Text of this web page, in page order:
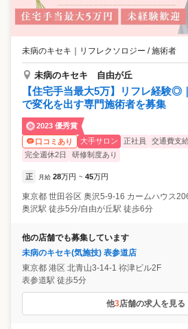
未病のキセキ ｜ リフレクソロジー / 施術者
未病のキセキ 自由が丘
【住宅手当最大5万】リフレ経験◎
で変化を出す専門施術者を募集
2023 優秀賞
口コミあり
大手サロン 正社員 交通費支
完全週休2日
研修制度あり
正 月給 28万円 ~ 45万円
東京都 世田谷区 奥沢5-9-16 カームハウス
奥沢駅 徒歩5分/自由が丘駅 徒歩6分
他の店舗でも募集しています
未病のキセキ(気施技) 表参道店
東京都 港区 北青山3-14-1 祢津ビル2F
表参道駅 徒歩5分
他3店舗の求人を見る